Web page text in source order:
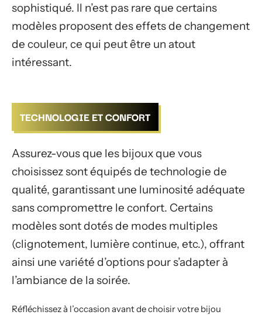
sophistiqué. Il n’est pas rare que certains
modèles proposent des effets de changement
de couleur, ce qui peut être un atout
intéressant.
TECHNOLOGIE ET CONFORT
Assurez-vous que les bijoux que vous
choisissez sont équipés de technologie de
qualité, garantissant une luminosité adéquate
sans compromettre le confort. Certains
modèles sont dotés de modes multiples
(clignotement, lumière continue, etc.), offrant
ainsi une variété d’options pour s’adapter à
l’ambiance de la soirée.
Réfléchissez à l’occasion avant de choisir votre bijou